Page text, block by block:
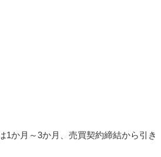
か月～3か月、売買契約締結から引き